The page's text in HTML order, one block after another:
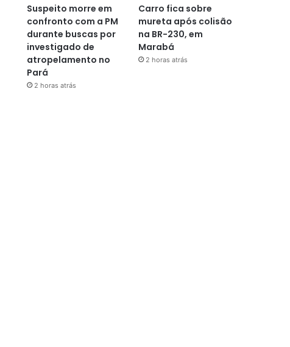
Suspeito morre em
confronto com a PM
durante buscas por
investigado de
atropelamento no
Pará
2 horas atrás
Carro fica sobre
mureta após colisão
na BR-230, em
Marabá
2 horas atrás